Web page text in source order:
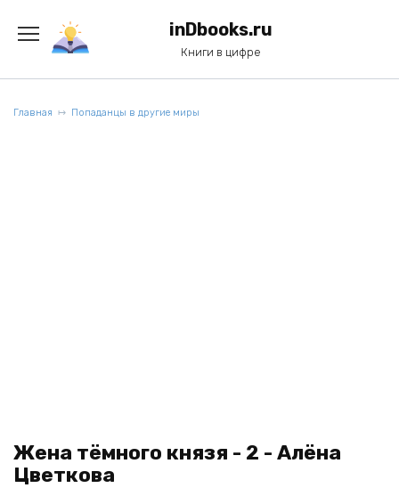
содержанию
inDbooks.ru
Книги в цифре
Главная Попаданцы в другие миры
Жена тёмного князя - 2 - Алёна
Цветкова